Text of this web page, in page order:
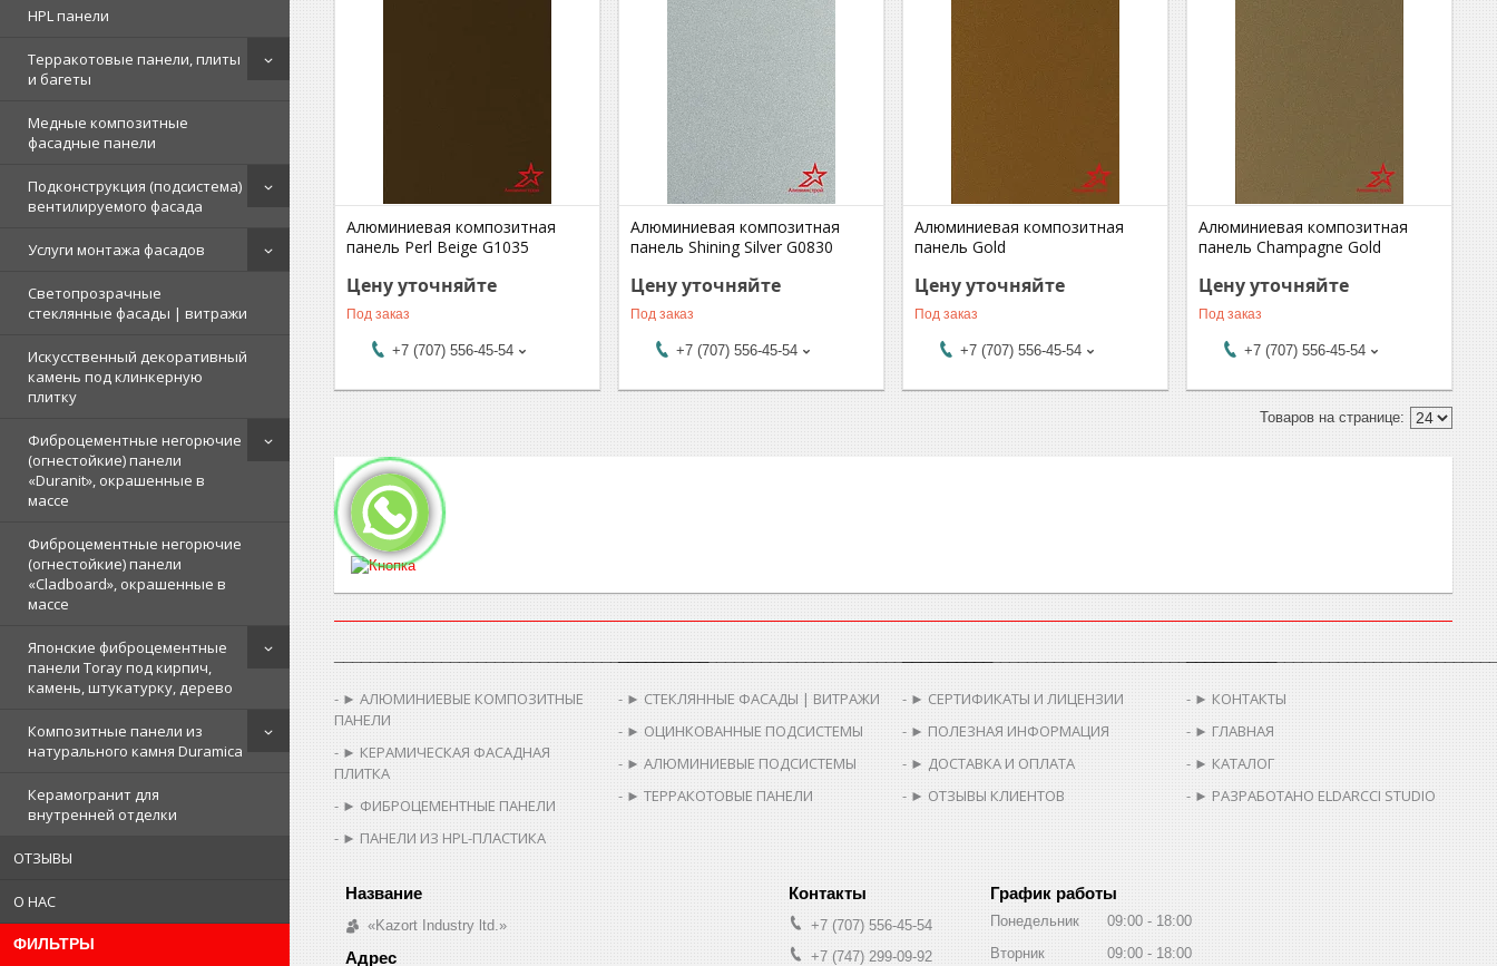
HPL панели
Терракотовые панели, плиты
и багеты
Медные композитные
фасадные панели
Подконструкция (подсистема)
вентилируемого фасада
Услуги монтажа фасадов
Светопрозрачные
стеклянные фасады | витражи
Искусственный декоративный
камень под клинкерную
плитку
Фиброцементные негорючие
(огнестойкие) панели
«Duranit», окрашенные в
массе
Фиброцементные негорючие
(огнестойкие) панели
«Cladboard», окрашенные в
массе
Японские фиброцементные
панели Toray под кирпич,
камень, штукатурку, дерево
Композитные панели из
натурального камня Duramica
Керамогранит для
внутренней отделки
ОТЗЫВЫ
О НАС
ФИЛЬТРЫ
Алюминиевая композитная
панель Perl Beige G1035
Цену уточняйте
Под заказ
+7 (707) 556-45-54
Алюминиевая композитная
панель Shining Silver G0830
Цену уточняйте
Под заказ
+7 (707) 556-45-54
Алюминиевая композитная
панель Gold
Цену уточняйте
Под заказ
+7 (707) 556-45-54
Алюминиевая композитная
панель Champagne Gold
Цену уточняйте
Под заказ
+7 (707) 556-45-54
► АЛЮМИНИЕВЫЕ КОМПОЗИТНЫЕ
ПАНЕЛИ
► КЕРАМИЧЕСКАЯ ФАСАДНАЯ
ПЛИТКА
► ФИБРОЦЕМЕНТНЫЕ ПАНЕЛИ
► ПАНЕЛИ ИЗ HPL-ПЛАСТИКА
► СТЕКЛЯННЫЕ ФАСАДЫ | ВИТРАЖИ
► ОЦИНКОВАННЫЕ ПОДСИСТЕМЫ
► АЛЮМИНИЕВЫЕ ПОДСИСТЕМЫ
► ТЕРРАКОТОВЫЕ ПАНЕЛИ
► СЕРТИФИКАТЫ И ЛИЦЕНЗИИ
► ПОЛЕЗНАЯ ИНФОРМАЦИЯ
► ДОСТАВКА И ОПЛАТА
► ОТЗЫВЫ КЛИЕНТОВ
► КОНТАКТЫ
► ГЛАВНАЯ
► КАТАЛОГ
► РАЗРАБОТАНО ELDARCCI STUDIO
«Kazort Industry ltd.»
+7 (707) 556-45-54
+7 (747) 299-09-92
График работы
Понедельник 09:00
18:00
Вторник
09:00
18:00